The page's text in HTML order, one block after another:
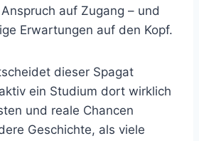
auf Zugang – und
Erwartungen auf den Kopf.
dieser Spagat
ein Studium dort wirklich
und reale Chancen
Geschichte, als viele